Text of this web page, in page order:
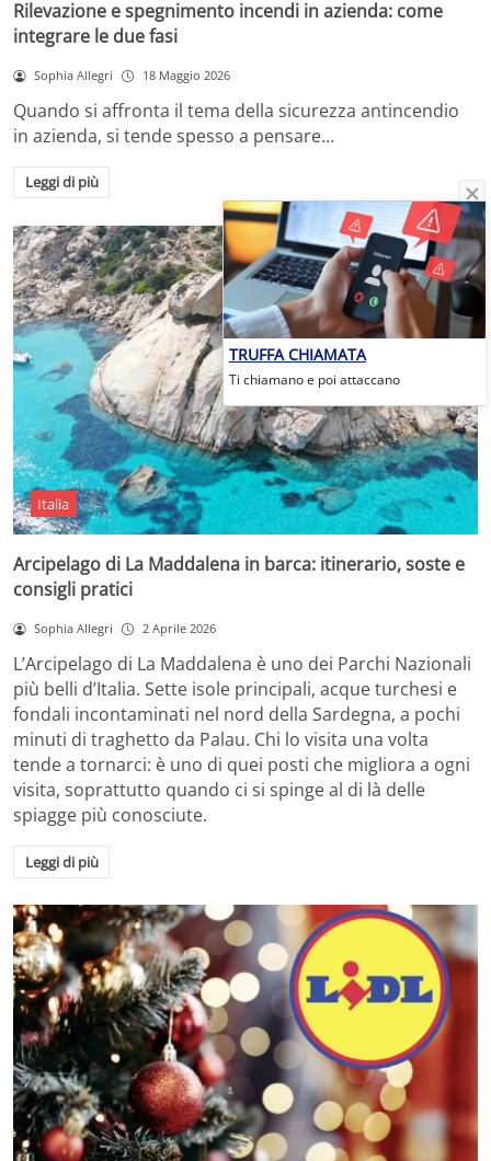
Rilevazione e spegnimento incendi in azienda: come
integrare le due fasi
Sophia Allegri 18 Maggio 2026
Quando si affronta il tema della sicurezza antincendio
in azienda, si tende spesso a pensare…
Leggi di più
Italia
Arcipelago di La Maddalena in barca: itinerario, soste e
consigli pratici
Sophia Allegri 2 Aprile 2026
L’Arcipelago di La Maddalena è uno dei Parchi Nazionali
più belli d’Italia. Sette isole principali, acque turchesi e
fondali incontaminati nel nord della Sardegna, a pochi
minuti di traghetto da Palau. Chi lo visita una volta
tende a tornarci: è uno di quei posti che migliora a ogni
visita, soprattutto quando ci si spinge al di là delle
spiagge più conosciute.
Leggi di più
TRUFFA CHIAMATA
Ti chiamano e poi attaccano